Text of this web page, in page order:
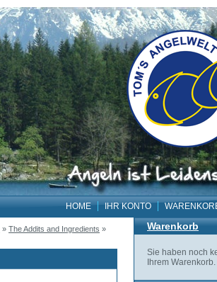
HOME IHR KONTO
» The Addits and Ingredients »
Warenkorb
Sie haben noch
Ihrem Warenkorb.